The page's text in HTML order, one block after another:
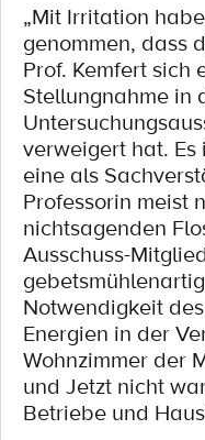
„Mit Irritation
genommen, dass
Prof. Kemfert sich
Stellungnahme in
verweigert hat.
eine als
Professorin meist
nichtsagenden
Ausschuss-
Notwendigkeit
Energien in der
Wohnzimmer der
und Jetzt nicht
Betriebe und